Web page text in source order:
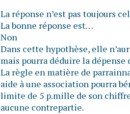
La réponse n’est pas toujours
La bonne réponse est…
Non
Dans cette hypothèse, elle
mais pourra déduire la
La règle en matière de
aide à une association pourra
limite de 5 p.mille de son
aucune contrepartie.